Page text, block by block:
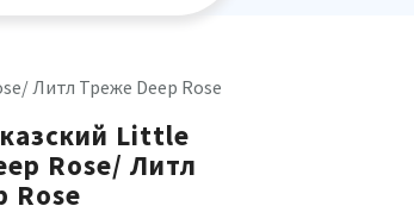
Литл Треже Deep Rose
Little
Rose/ Литл
Rose